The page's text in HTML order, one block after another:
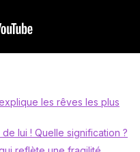
les rêves les plus
lui ! Quelle signification ?